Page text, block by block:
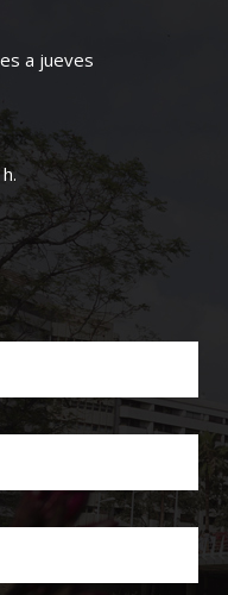
a jueves